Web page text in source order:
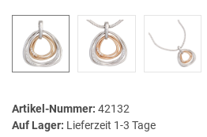
Artikel-Nummer: 42132
Auf Lager: Lieferzeit 1-3 Tage